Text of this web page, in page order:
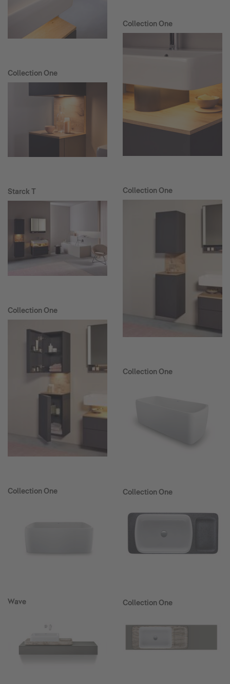
Collection One
Starck T
Collection One
Collection One
Wave
Collection One
Collection One
Collection One
Collection One
Collection One